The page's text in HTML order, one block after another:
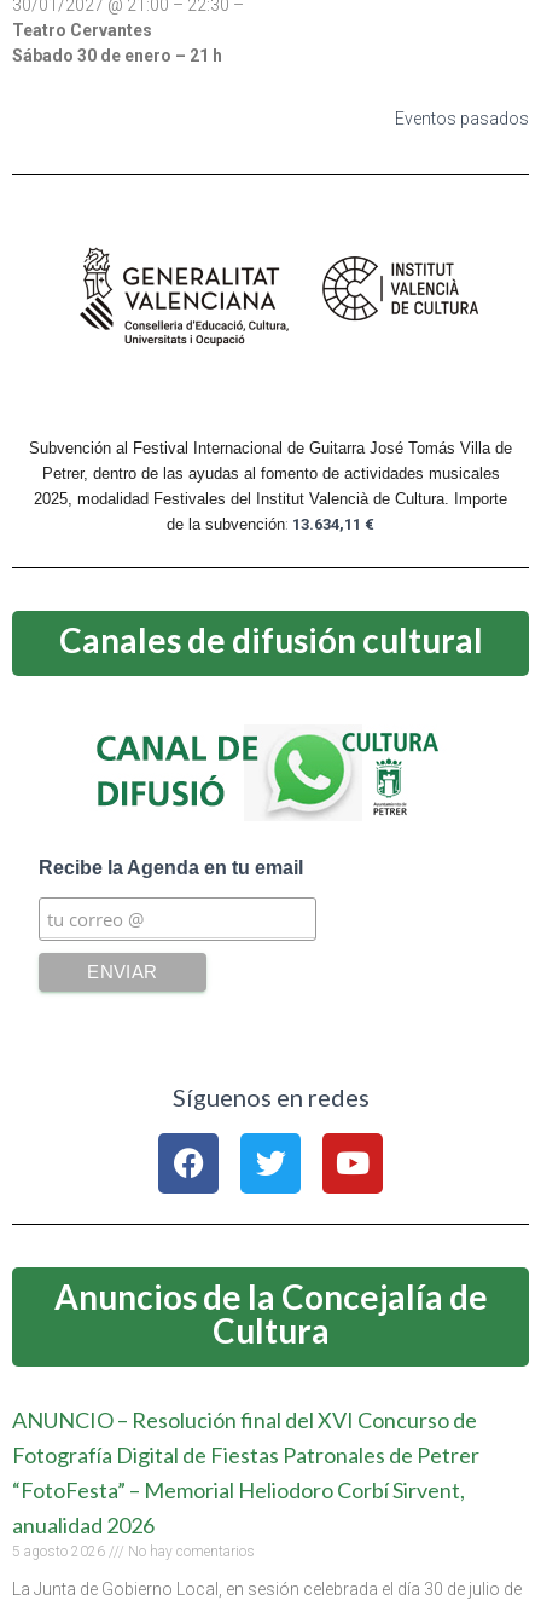
30/01/2027 @ 21:00 – 22:30 –
Teatro Cervantes
Sábado 30 de enero – 21 h
Eventos pasados
Subvención al Festival Internacional de Guitarra José Tomás Villa de
Petrer, dentro de las ayudas al fomento de actividades musicales
2025, modalidad Festivales del Institut Valencià de Cultura.
Importe
de la subvención: 13.634,11 €
Canales de difusión cultural
Recibe la Agenda en tu email
Síguenos en redes
Anuncios de la Concejalía de
Cultura
ANUNCIO – Resolución final del XVI Concurso de
Fotografía Digital de Fiestas Patronales de Petrer
“FotoFesta” – Memorial Heliodoro Corbí Sirvent,
anualidad 2026
5 agosto 2026 No hay comentarios
La Junta de Gobierno Local, en sesión celebrada el día 30 de julio de